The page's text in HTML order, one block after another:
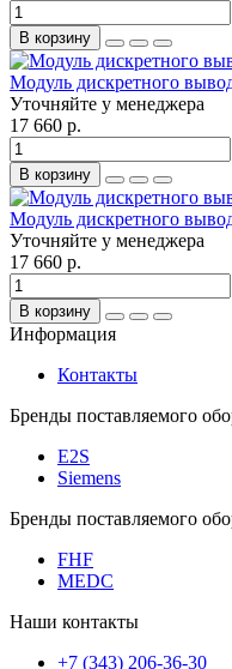
В корзину
Модуль дискретного
Уточняйте у менеджера
17 660 р.
В корзину
Модуль дискретного
Уточняйте у менеджера
17 660 р.
В корзину
Информация
Контакты
Бренды поставляемого
E2S
Siemens
Бренды поставляемого
FHF
MEDC
Наши контакты
+7 (343) 206-36-30